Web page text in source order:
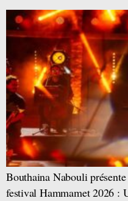
Bouthaina Nabouli
festival Hammamet 2026 :